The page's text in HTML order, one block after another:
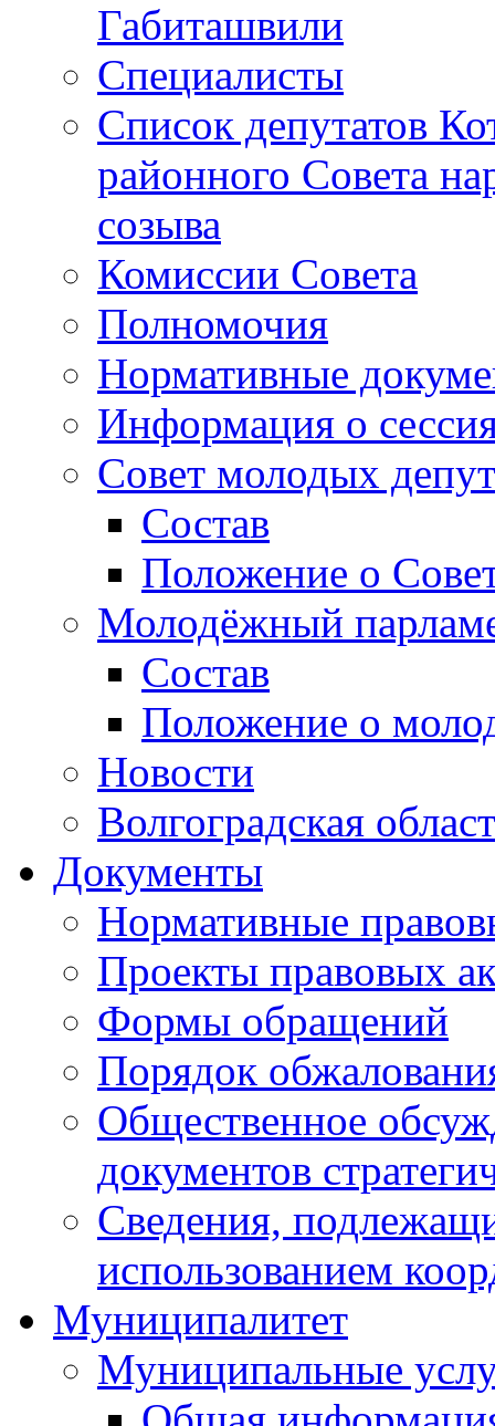
Габиташвили
Специалисты
Список депутатов
районного Совета
созыва
Комиссии Совета
Полномочия
Нормативные
Информация о
Совет молодых
Состав
Положение о
Молодёжный
Состав
Положение о
Новости
Волгоградская
Документы
Нормативные
Проекты правовых
Формы обращений
Порядок
Общественное
документов
Сведения,
использованием
Муниципалитет
Муниципальные